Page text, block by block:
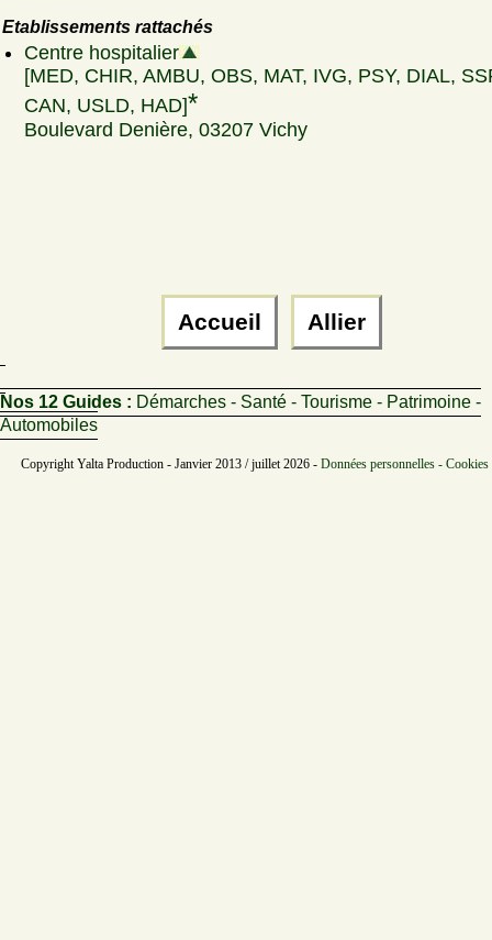
Etablissements rattachés
Centre hospitalier
[MED, CHIR, AMBU, OBS, MAT, IVG, PSY, DIAL,
CAN, USLD, HAD]*
Boulevard Denière, 03207 Vichy
Accueil Allier
Nos 12 Guides : Démarches - Santé - Tourisme - Patrimoine -
Automobiles
Copyright Yalta Production - Janvier 2013 / juillet 2026 - Données personnelles -